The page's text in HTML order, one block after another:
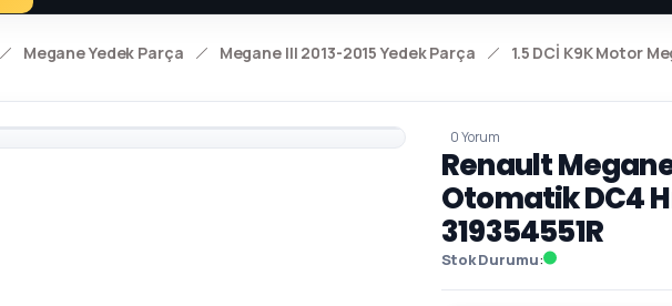
Megane Yedek Parça Megane III 2013-2015 Yedek Parça 1.5 DCİ K9K Motor
0 Yorum
Renault
Otomatik DC4
319354551R
Stok Durumu